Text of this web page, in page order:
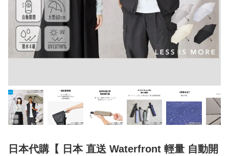
日本代購【 日本 直送 Waterfront 輕量 自動開